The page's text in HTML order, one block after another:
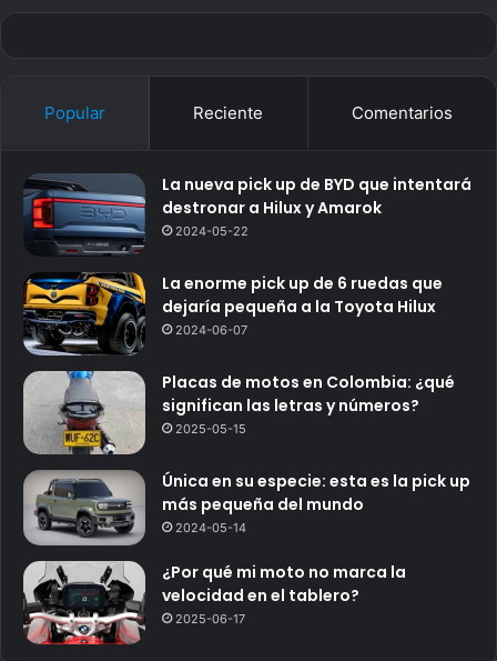
Popular Reciente Comentarios
La nueva pick up de BYD que intentará
destronar a Hilux y Amarok
2024-05-22
La enorme pick up de 6 ruedas que
dejaría pequeña a la Toyota Hilux
2024-06-07
Placas de motos en Colombia: ¿qué
significan las letras y números?
2025-05-15
Única en su especie: esta es la pick up
más pequeña del mundo
2024-05-14
¿Por qué mi moto no marca la
velocidad en el tablero?
2025-06-17